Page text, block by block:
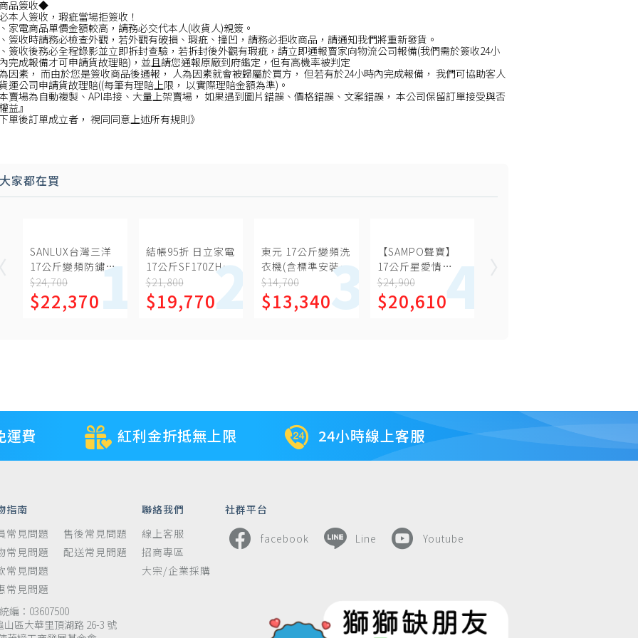
品簽收◆
本人簽收，瑕疵當場拒簽收！
家電商品單價金額較高，請務必交代本人(收貨人)親簽。
簽收時請務必檢查外觀，若外觀有破損、瑕疵、撞凹，請務必拒收商品，請通知我們將重新發貨。
簽收後務必全程錄影並立即拆封查驗，若拆封後外觀有瑕疵，請立即通報賣家向物流公司報備(我們需於簽收24小
完成報備才可申請貨故理賠)，並且請您通報原廠到府鑑定，但有高機率被判定
因素， 而由於您是簽收商品後通報， 人為因素就會被歸屬於買方， 但若有於24小時內完成報備， 我們可協助客人
運公司申請貨故理賠((每筆有理賠上限， 以實際理賠金額為準)。
本賣場為自動複製、API串接、大量上架賣場， 如果遇到圖片錯誤、價格錯誤、文案錯誤， 本公司保留訂單接受與否
益』
下單後訂單成立者， 視同同意上述所有規則》
大家都在買
SANLUX台灣三洋
17公斤變頻防鏽不
鏽鋼洗衣機(含標準
安裝)【SW-
V17SA】
$24,700
$22,370
結帳95折 日立家電
17公斤SF170ZHV
洗衣機(含標準安
裝)
【SF170ZHVGG】
$21,800
$19,770
東元 17公斤變頻洗
衣機(含標準安裝)
【W1758XG】
$14,700
$13,340
【SAMPO聲寶】
17公斤星愛情
PICO PURE變頻直
立式洗衣機 ES-
P17DPS(S1)
$24,900
$20,610
運費 紅利金折抵無上限 24小時線上客服
指南
常見問題
常見問題
常見問題
常見問題
售後常見問題
配送常見問題
聯絡我們
線上客服
招商專區
大宗/企業採購
社群平台
facebook Line Youtube
編：03607500
山區大華里頂湖路 26-3 號